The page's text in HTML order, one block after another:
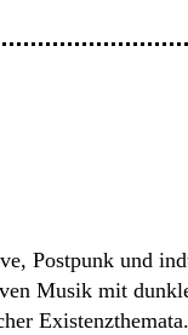
Postpunk und
Musik mit